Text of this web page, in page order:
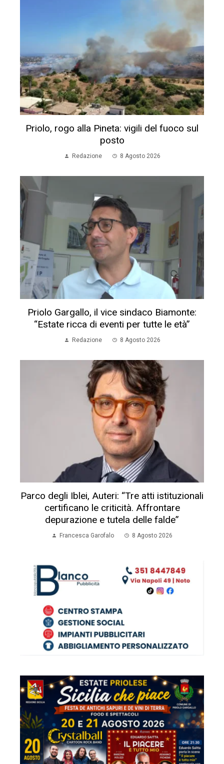
Priolo, rogo alla Pineta: vigili del fuoco sul
posto
Redazione 8 Agosto 2026
Priolo Gargallo, il vice sindaco Biamonte:
“Estate ricca di eventi per tutte le età”
Redazione 8 Agosto 2026
Parco degli Iblei, Auteri: “Tre atti istituzionali
certificano le criticità. Affrontare
depurazione e tutela delle falde”
Francesca Garofalo 8 Agosto 2026